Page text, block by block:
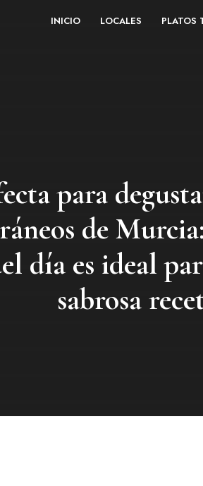
INICIO LOCALES PLATOS
para
de
día es ideal
sabrosa